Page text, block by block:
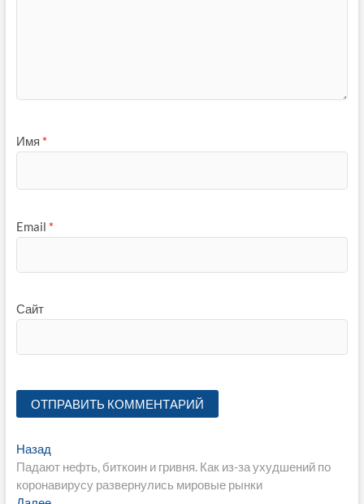
Имя *
Email *
Сайт
Навигация
по
НазадПредыдущая
запись:
Падают нефть, биткоин и гривня. Как из-за ухудшений по
коронавирусу развернулись мировые рынки